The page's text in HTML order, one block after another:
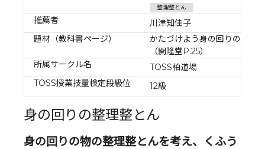
整理整とん
推薦者
川津知佳子
題材（教科書ページ）
かたづけよう身の回りの物
（開隆堂P.25）
所属サークル名
TOSS柏道場
TOSS授業技量検定段級位
12級
身の回りの整理整とん
身の回りの物の整理整とんを考え、くふう